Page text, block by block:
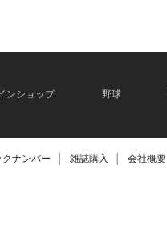
ンショップ 野球
クナンバー 雑誌購入 会社概要